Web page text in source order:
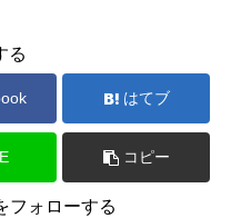
る
はてブ
コピー
フォローする